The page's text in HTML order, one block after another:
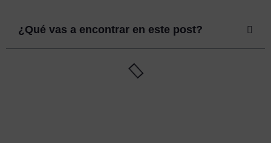
¿Qué vas a encontrar en este post?